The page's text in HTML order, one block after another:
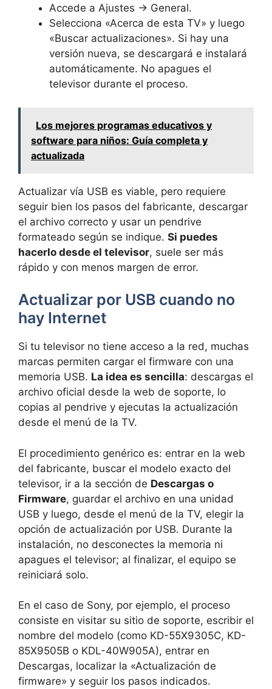
Accede a Ajustes → General.
Selecciona «Acerca de esta TV» y luego
«Buscar actualizaciones». Si hay una
versión nueva, se descargará e instalará
automáticamente. No apagues el
televisor durante el proceso.
Los mejores programas educativos y
software para niños: Guía completa y
actualizada
Actualizar vía USB es viable, pero requiere
seguir bien los pasos del fabricante, descargar
el archivo correcto y usar un pendrive
formateado según se indique. Si puedes
hacerlo desde el televisor, suele ser más
rápido y con menos margen de error.
Actualizar por USB cuando no
hay Internet
Si tu televisor no tiene acceso a la red, muchas
marcas permiten cargar el firmware con una
memoria USB. La idea es sencilla: descargas el
archivo oficial desde la web de soporte, lo
copias al pendrive y ejecutas la actualización
desde el menú de la TV.
El procedimiento genérico es: entrar en la web
del fabricante, buscar el modelo exacto del
televisor, ir a la sección de Descargas o
Firmware, guardar el archivo en una unidad
USB y luego, desde el menú de la TV, elegir la
opción de actualización por USB. Durante la
instalación, no desconectes la memoria ni
apagues el televisor; al finalizar, el equipo se
reiniciará solo.
En el caso de Sony, por ejemplo, el proceso
consiste en visitar su sitio de soporte, escribir el
nombre del modelo (como KD-55X9305C, KD-
85X9505B o KDL-40W905A), entrar en
Descargas, localizar la «Actualización de
firmware» y seguir los pasos indicados.